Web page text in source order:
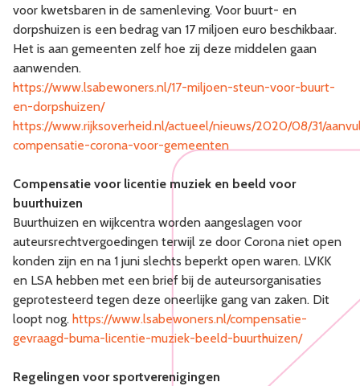
voor kwetsbaren in de samenleving. Voor buurt- en
dorpshuizen is een bedrag van 17 miljoen euro beschikbaar.
Het is aan gemeenten zelf hoe zij deze middelen gaan
aanwenden.
https://www.lsabewoners.nl/17-miljoen-steun-voor-buurt-
en-dorpshuizen/
https://www.rijksoverheid.nl/actueel/nieuws/2020/08/31/
compensatie-corona-voor-gemeenten
Compensatie voor licentie muziek en beeld voor
buurthuizen
Buurthuizen en wijkcentra worden aangeslagen voor
auteursrechtvergoedingen terwijl ze door Corona niet open
konden zijn en na 1 juni slechts beperkt open waren. LVKK
en LSA hebben met een brief bij de auteursorganisaties
geprotesteerd tegen deze oneerlijke gang van zaken. Dit
loopt nog. https://www.lsabewoners.nl/compensatie-
gevraagd-buma-licentie-muziek-beeld-buurthuizen/
Regelingen voor sportverenigingen